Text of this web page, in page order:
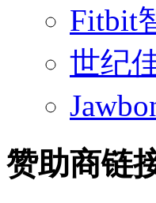
Fitbit
世纪
赞助商链